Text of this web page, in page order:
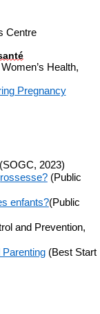
Centre
Health,
Pregnancy
(SOGC, 2023)
(Public
enfants?(Public
and Prevention,
(Best Start